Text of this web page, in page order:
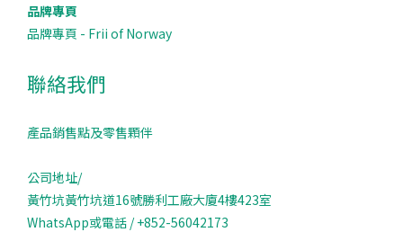
品牌專頁
品牌專頁 - Frii of Norway
聯絡我們
產品銷售點及零售顆伴
公司地址/
黃竹坑黃竹坑道16號勝利工廠大廈4樓423室
WhatsApp或電話 / +852-56042173